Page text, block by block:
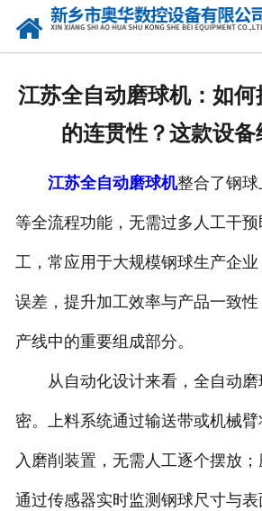
江苏全自动磨球机：如
的连贯性？这款设备
江苏全自动磨球机整合了钢
等全流程功能，无需过多人工干
工，常应用于大规模钢球生产企
误差，提升加工效率与产品一致
产线中的重要组成部分。
从自动化设计来看，全自动磨
密。上料系统通过输送带或机械
入磨削装置，无需人工逐个摆放
通过传感器实时监测钢球尺寸与